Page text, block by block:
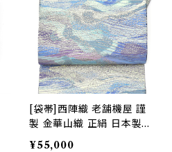
[袋帯]西陣織 老舗機屋 謹
製 金華山織 正絹 日本製
(商品番号:22460)
¥55,000